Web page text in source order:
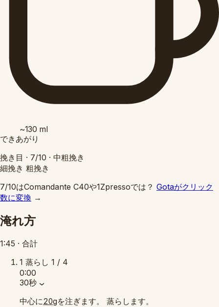
~130 ml
できあがり
挽き目 · 7/10 · 中粗挽き
細挽き 粗挽き
7/10はComandante C40や1Zpressoでは？ Gotaがクリック
数に変換 →
淹れ方
1:45 · 合計
1 蒸らし 1 / 4
0:00
30秒
中心に20gを注ぎます。 蒸らします。